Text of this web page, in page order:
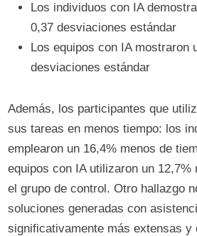
Los individuos con IA
0,37 desviaciones estándar
Los equipos con IA mostraron
desviaciones estándar
Además, los participantes que
sus tareas en menos tiempo: los
emplearon un 16,4% menos de
equipos con IA utilizaron un 12,7%
el grupo de control. Otro hallazgo
soluciones generadas con
significativamente más extensas y